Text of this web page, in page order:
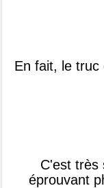
En fait, le truc
C'est très
éprouvant